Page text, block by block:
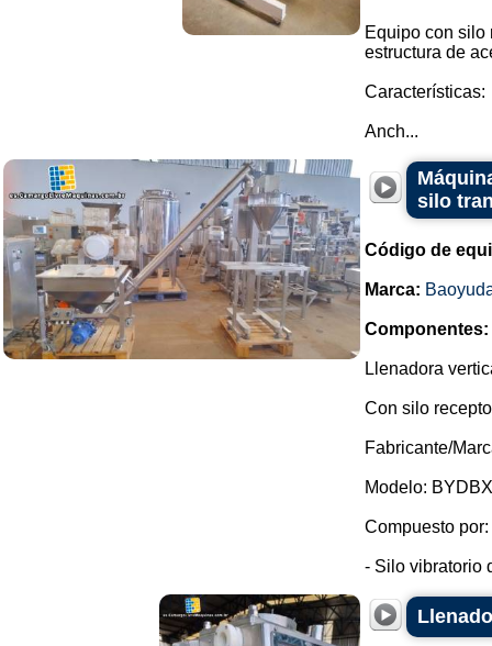
Equipo con silo
estructura de
Características:
Anch...
silo
Código de
Marca:
Componentes:
Llenadora
Con silo
Fabricante/
Modelo:
Compuesto por:
- Silo vibratorio